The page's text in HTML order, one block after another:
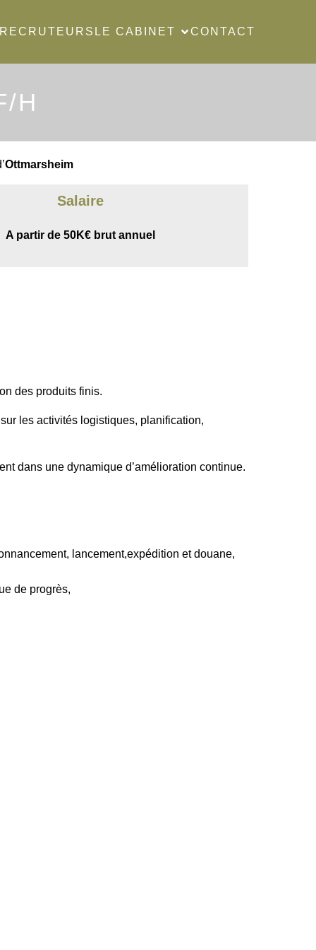
RECRUTEURS LE CABINET CONTACT
H
Ottmarsheim
Salaire
A partir de 50K€ brut annuel
des produits finis.
les activités logistiques, planification,
dans une dynamique d’amélioration continue.
lancement,expédition et douane,
de progrès,